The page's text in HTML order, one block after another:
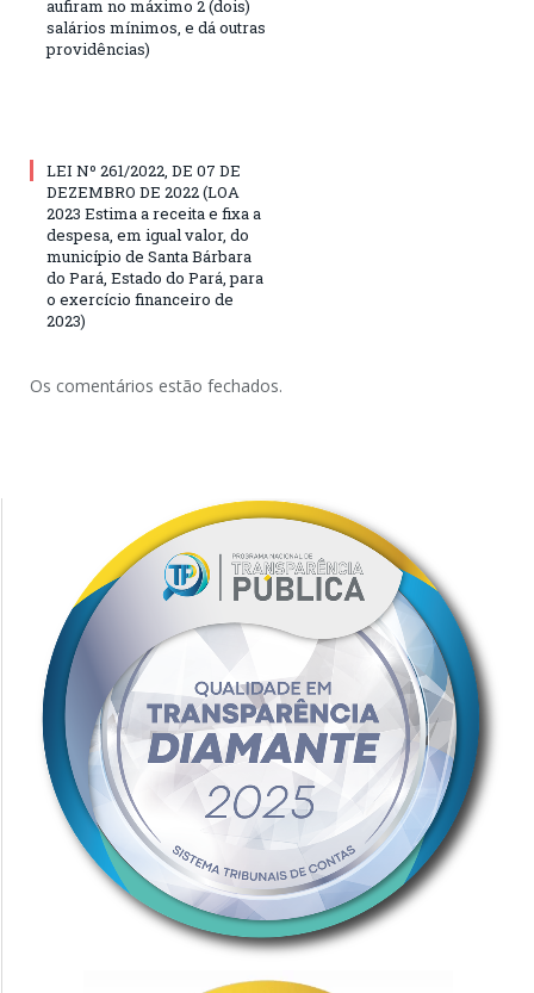
aufiram no máximo 2 (dois)
salários mínimos, e dá outras
providências)
LEI Nº 261/2022, DE 07 DE
DEZEMBRO DE 2022 (LOA
2023 Estima a receita e fixa a
despesa, em igual valor, do
município de Santa Bárbara
do Pará, Estado do Pará, para
o exercício financeiro de
2023)
Os comentários estão fechados.